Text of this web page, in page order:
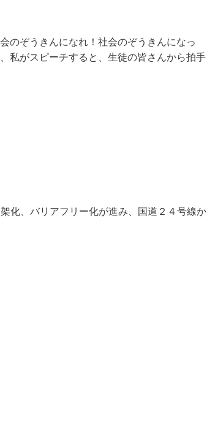
のぞうきんになれ！社会のぞうきんになっ
私がスピーチすると、生徒の皆さんから拍手
化、バリアフリー化が進み、国道２４号線か